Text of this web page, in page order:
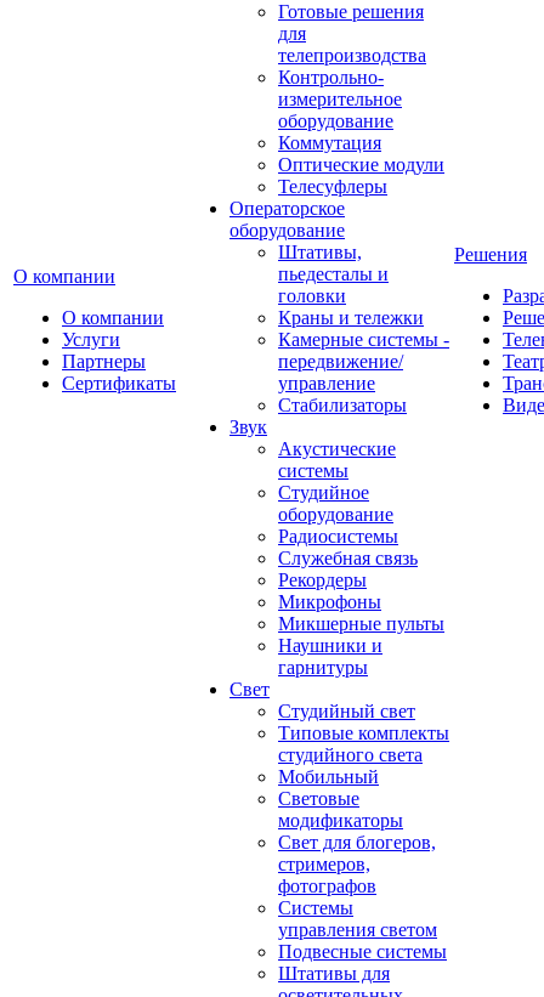
О компании
О компании
Услуги
Партнеры
Сертификаты
Готовые решения
для
телепроизводства
Контрольно-
измерительное
оборудование
Коммутация
Оптические модули
Телесуфлеры
Операторское
оборудование
Штативы,
пьедесталы и
головки
Краны и тележки
Камерные системы -
передвижение/
управление
Стабилизаторы
Звук
Акустические
системы
Студийное
оборудование
Радиосистемы
Служебная связь
Рекордеры
Микрофоны
Микшерные пульты
Наушники и
гарнитуры
Свет
Студийный свет
Типовые комплекты
студийного света
Мобильный
Световые
модификаторы
Свет для блогеров,
стримеров,
фотографов
Системы
управления светом
Подвесные системы
Штативы для
Решения